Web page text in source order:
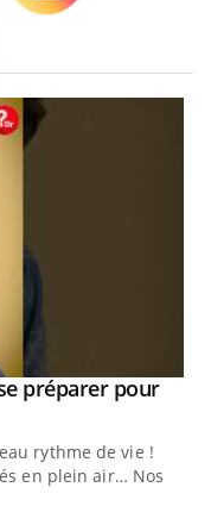
préparer pour
rythme de vie !
en plein air… Nos